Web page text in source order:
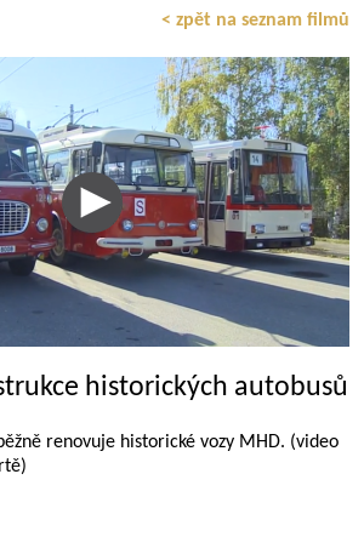
< zpět na seznam filmů
historických autobusů
renovuje historické vozy MHD. (video